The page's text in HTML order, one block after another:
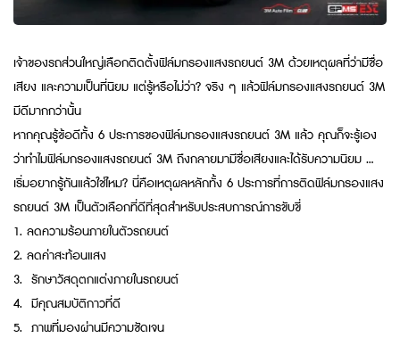
เจ้าของรถส่วนใหญ่เลือกติดตั้งฟิล์มกรองแสงรถยนต์ 3M ด้วยเหตุผลที่ว่ามีชื่อ
เสียง และความเป็นที่นิยม แต่รู้หรือไม่ว่า? จริง ๆ แล้วฟิล์มกรองแสงรถยนต์ 3M
มีดีมากกว่านั้น
หากคุณรู้ข้อดีทั้ง 6 ประการของฟิล์มกรองแสงรถยนต์ 3M แล้ว คุณก็จะรู้เอง
ว่าทำไมฟิล์มกรองแสงรถยนต์ 3M ถึงกลายมามีชื่อเสียงและได้รับความนิยม …
เริ่มอยากรู้กันแล้วใช่ไหม? นี่คือเหตุผลหลักทั้ง 6 ประการที่การติดฟิล์มกรองแสง
รถยนต์ 3M เป็นตัวเลือกที่ดีที่สุดสำหรับประสบการณ์การขับขี่
1. ลดความร้อนภายในตัวรถยนต์
2. ลดค่าสะท้อนแสง
3. รักษาวัสดุตกแต่งภายในรถยนต์
4. มีคุณสมบัติกาวที่ดี
5. ภาพที่มองผ่านมีความชัดเจน